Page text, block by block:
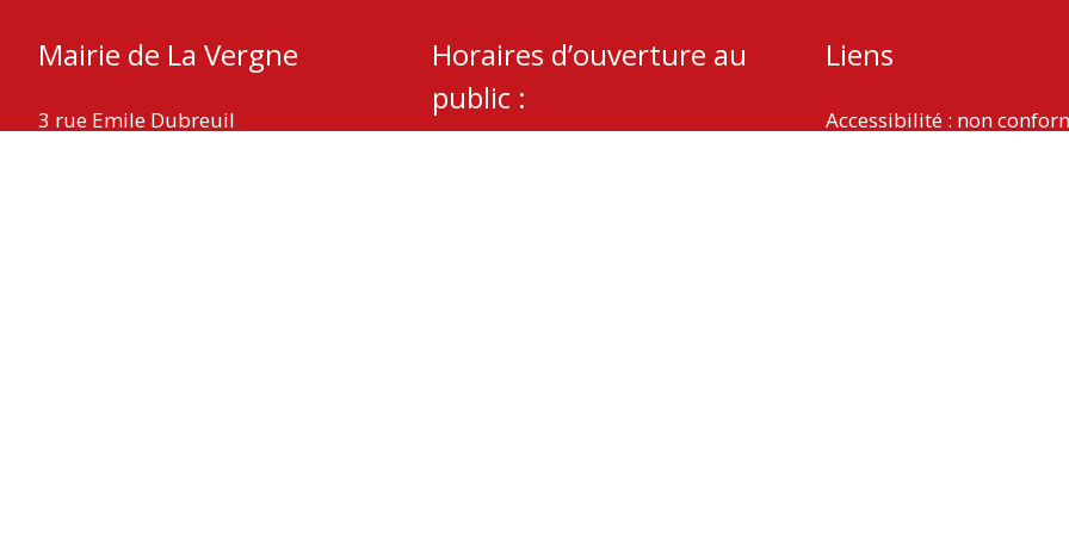
Mairie de La Vergne
3 rue Emile Dubreuil
Horaires d’ouverture au
public :
Liens
Accessibilité : non